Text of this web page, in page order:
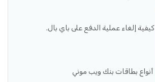
كيفية إلغاء عملية الدفع على باي بال.
أنواع بطاقات بنك ويب موني